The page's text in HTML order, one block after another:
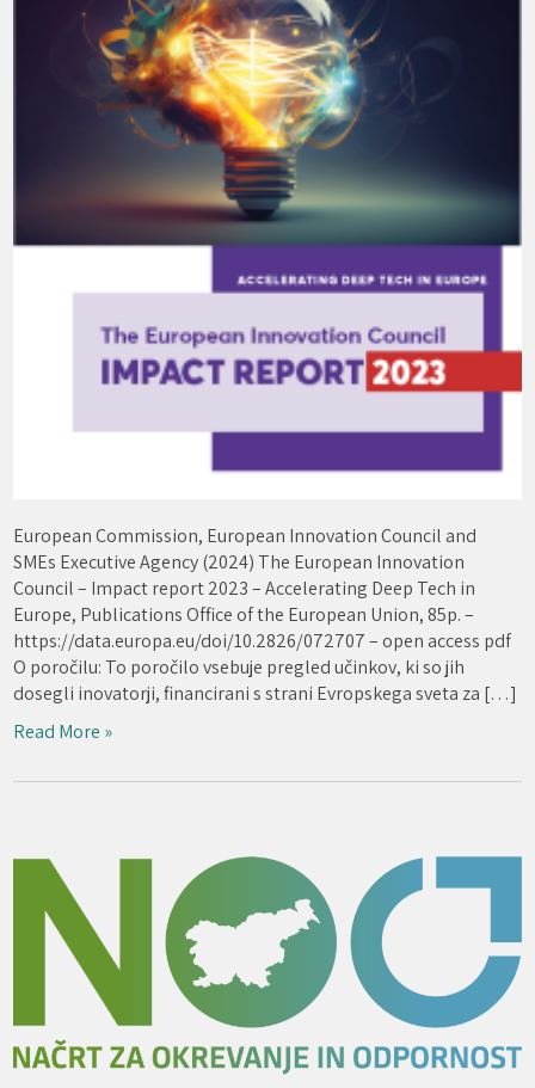
European Commission, European Innovation Council and
SMEs Executive Agency (2024) The European Innovation
Council – Impact report 2023 – Accelerating Deep Tech in
Europe, Publications Office of the European Union, 85p. –
https://data.europa.eu/doi/10.2826/072707 – open access pdf
O poročilu: To poročilo vsebuje pregled učinkov, ki so jih
dosegli inovatorji, financirani s strani Evropskega sveta za […]
Read More »